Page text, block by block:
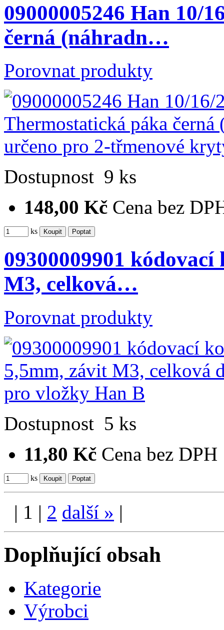
09000005246 Han 10/
černá (náhradn…
Porovnat produkty
Dostupnost 9 ks
148,00 Kč Cena bez
ks
09300009901
M3, celková…
Porovnat produkty
Dostupnost 5 ks
11,80 Kč Cena bez DPH
ks
| 1 | 2 další » |
Doplňující obsah
Kategorie
Výrobci